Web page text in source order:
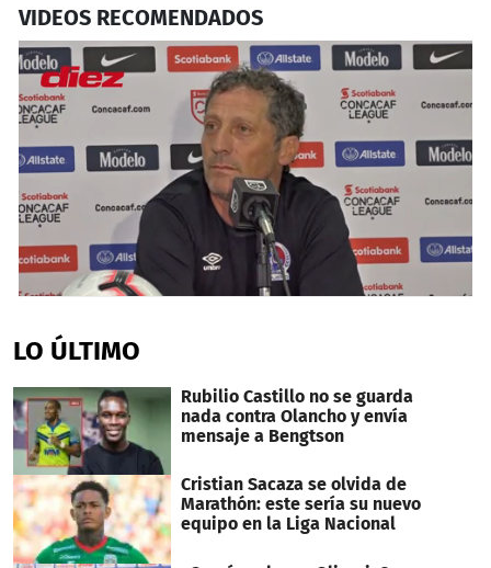
VIDEOS RECOMENDADOS
of
2
0
LO ÚLTIMO
Rubilio Castillo no se guarda
nada contra Olancho y envía
mensaje a Bengtson
Cristian Sacaza se olvida de
Marathón: este sería su nuevo
equipo en la Liga Nacional